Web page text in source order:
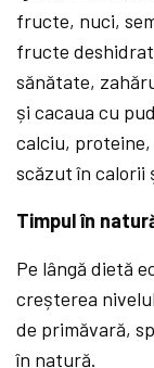
fructe, nuci,
fructe
sănătate,
și cacaua cu
calciu,
scăzut în calorii
Timpul în
Pe lângă dietă
creșterea
de primăvară,
în natură.